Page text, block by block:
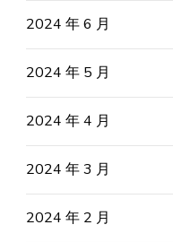
2024 年 6 月
2024 年 5 月
2024 年 4 月
2024 年 3 月
2024 年 2 月